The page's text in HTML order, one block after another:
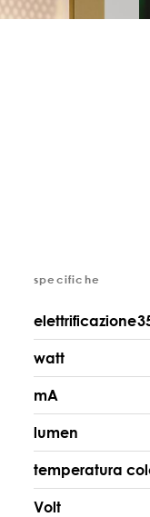
specifiche
elettrificazione
watt
mA
lumen
temperatura
Volt